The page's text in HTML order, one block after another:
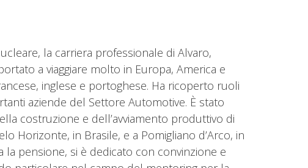
la carriera professionale di Alvaro,
a viaggiare molto in Europa, America e
inglese e portoghese. Ha ricoperto ruoli
aziende del Settore Automotive. È stato
costruzione e dell’avviamento produttivo di
Horizonte, in Brasile, e a Pomigliano d’Arco, in
la pensione, si è dedicato con convinzione e